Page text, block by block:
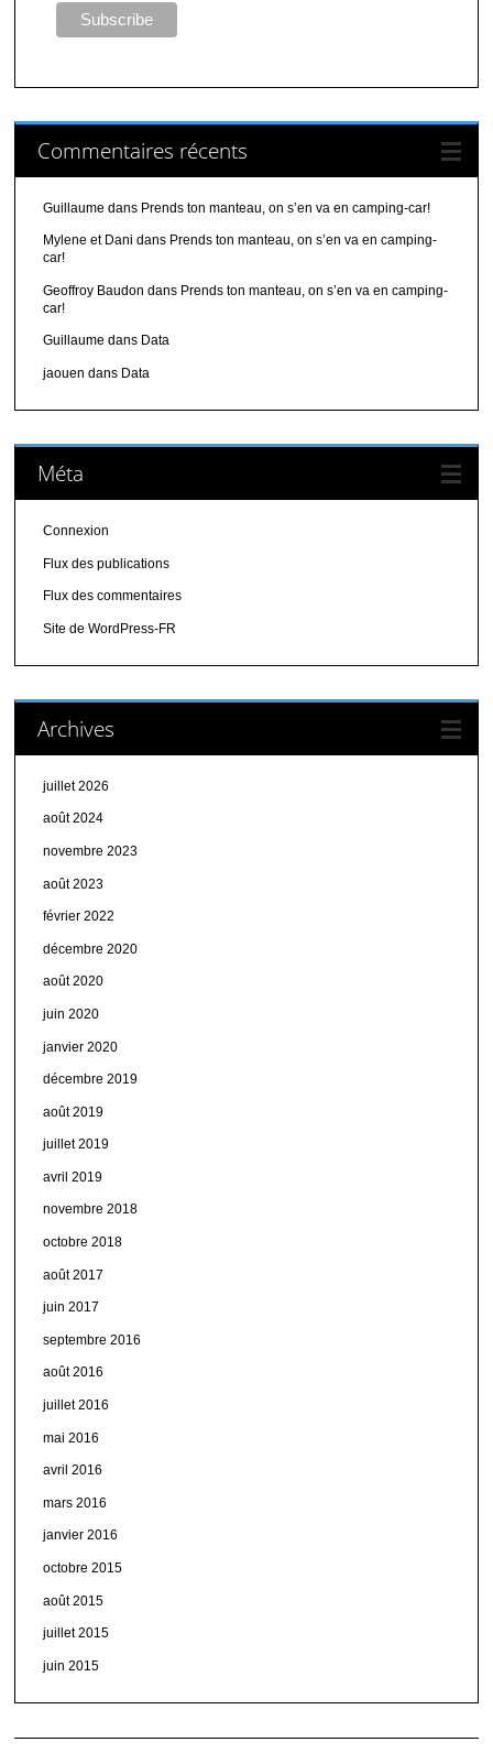
Commentaires récents
Guillaume dans Prends ton manteau, on s’en va en camping-car!
Mylene et Dani dans Prends ton manteau, on s’en va en camping-
car!
Geoffroy Baudon dans Prends ton manteau, on s’en va en camping-
car!
Guillaume dans Data
jaouen dans Data
Méta
Connexion
Flux des publications
Flux des commentaires
Site de WordPress-FR
Archives
juillet 2026
août 2024
novembre 2023
août 2023
février 2022
décembre 2020
août 2020
juin 2020
janvier 2020
décembre 2019
août 2019
juillet 2019
avril 2019
novembre 2018
octobre 2018
août 2017
juin 2017
septembre 2016
août 2016
juillet 2016
mai 2016
avril 2016
mars 2016
janvier 2016
octobre 2015
août 2015
juillet 2015
juin 2015